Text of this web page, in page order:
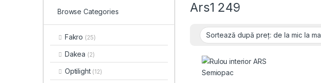
Ars1 249
Browse Categories
Fakro (25)
Dakea (2)
Optilight (12)